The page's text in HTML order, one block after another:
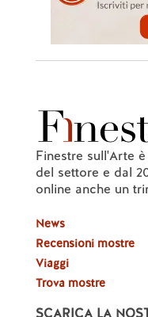
Finestre sull'Arte
del settore e dal
online anche un
News
Recensioni mostre
Viaggi
Trova mostre
SCARICA LA